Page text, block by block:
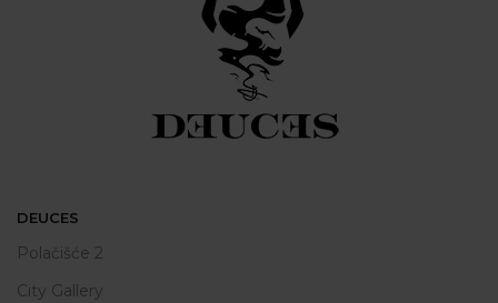
DEUCES
Polačišće 2
City Gallery